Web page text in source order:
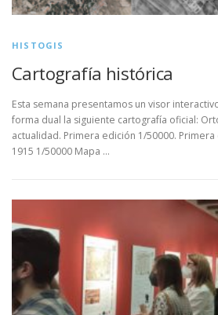
HISTOGIS
Cartografía histórica
Esta semana presentamos un visor
forma dual la siguiente cartografía oficial:
actualidad. Primera edición 1/50000.
1915 1/50000 Mapa …